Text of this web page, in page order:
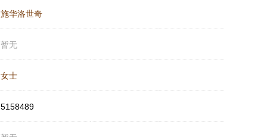
施华洛世奇
暂无
女士
5158489